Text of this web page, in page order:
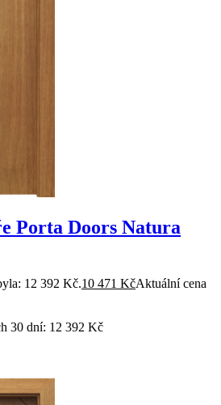
Porta Doors Natura
12 392 Kč.10 471 KčAktuální cena
30 dní: 12 392 Kč